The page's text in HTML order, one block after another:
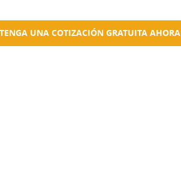
UNA COTIZACIÓN GRATUITA AHORA